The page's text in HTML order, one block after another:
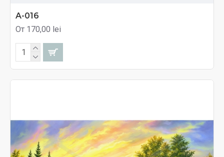
A-016
От 170,00 lei